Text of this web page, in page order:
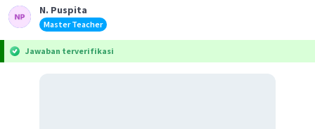
N. Puspita
Master Teacher
Jawaban terverifikasi